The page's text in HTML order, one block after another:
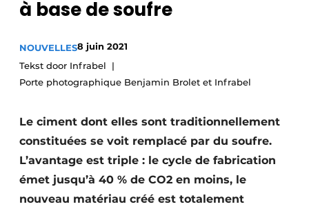
Termes et conditions
Contrôle d’accès
Éclairage
Fondations
à base de soufre
NOUVELLES8 juin 2021
Tekst door Infrabel
Porte photographique Benjamin Brolet et Infrabel
Le ciment dont elles sont traditionnellement
constituées se voit remplacé par du soufre.
L’avantage est triple : le cycle de fabrication
émet jusqu’à 40 % de CO2 en moins, le
nouveau matériau créé est totalement